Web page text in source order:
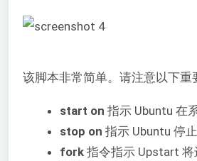
该脚本非常简单。请注意以下重
start on 指示 Ubuntu 在
stop on 指示 Ubuntu 停
fork 指令指示 Upstart